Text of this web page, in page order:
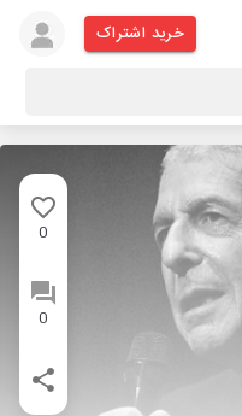
خرید اشتراک
0
0